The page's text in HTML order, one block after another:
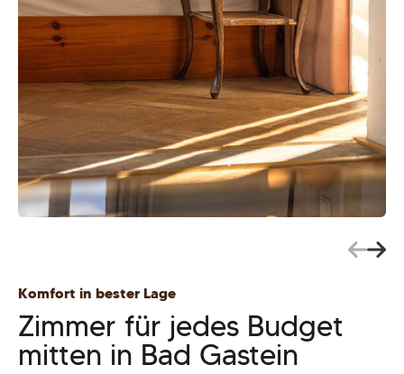
Komfort in bester Lage
Zimmer für jedes Budget
mitten in Bad Gastein